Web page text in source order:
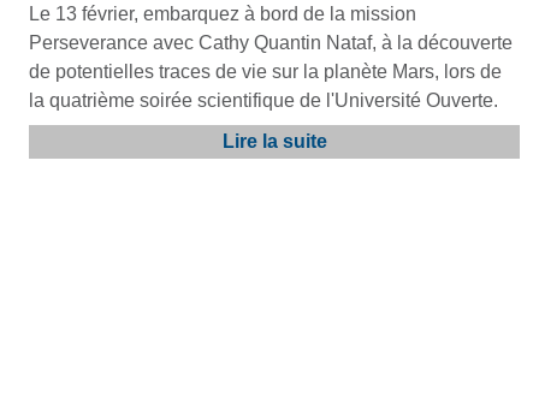
Le 13 février, embarquez à bord de la mission
Perseverance avec Cathy Quantin Nataf, à la découverte
de potentielles traces de vie sur la planète Mars, lors de
la quatrième soirée scientifique de l'Université Ouverte.
Lire la suite